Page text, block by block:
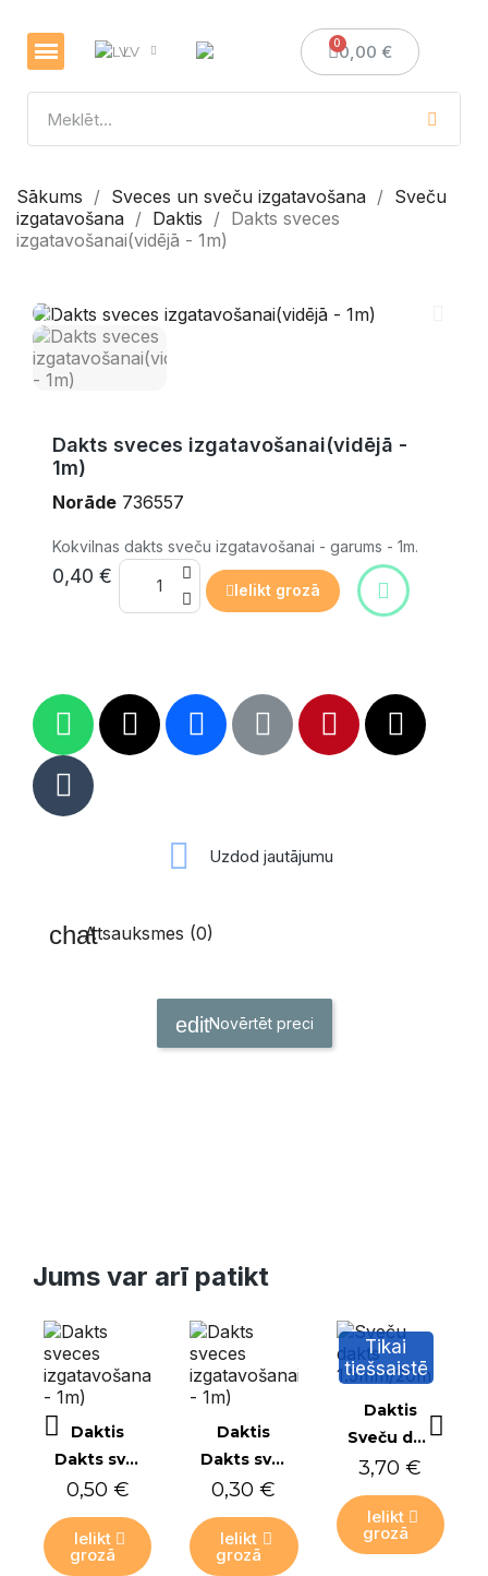
LV 0,00 €
Sākums Sveces un sveču izgatavošana
Sveču
izgatavošana
Daktis
Dakts sveces
izgatavošanai(vidējā - 1m)
Dakts sveces izgatavošanai(vidējā -
1m)
Norāde 736557
Kokvilnas dakts sveču izgatavošanai - garums - 1m.
0,40 €
Ielikt grozā
Uzdod jautājumu
Atsauksmes (0)
Novērtēt preci
Jums var arī patikt
Ātrais skats
Daktis
Dakts sveces izgatavošanai(resnā - 1m)
0,50 €
Ielikt
grozā
Ātrais skats
Daktis
Dakts sveces izgatavošanai(tievā - 1m)
0,30 €
Ielikt
grozā
Ātrais skats
Tikai
tiešsaistē
Daktis
Sveču dakts 1.5mm/20m
3,70 €
Ielikt
grozā